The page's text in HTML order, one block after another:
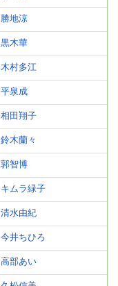
勝地涼
黒木華
木村多江
平泉成
相田翔子
鈴木蘭々
郭智博
キムラ緑子
清水由紀
今井ちひろ
高部あい